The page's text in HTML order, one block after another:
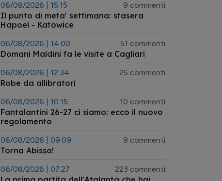
06/08/2026 | 15.15 9 commenti
Il punto di meta' settimana: stasera
Hapoel - Katowice
06/08/2026 | 14.00 51 commenti
Domani Maldini fa le visite a Cagliari
06/08/2026 | 12.34 25 commenti
Robe da allibratori
06/08/2026 | 10.15 10 commenti
Fantalantini 26-27 ci siamo: ecco il nuovo
regolamento
06/08/2026 | 09.09 9 commenti
Torna Abisso!
06/08/2026 | 07.27 223 commenti